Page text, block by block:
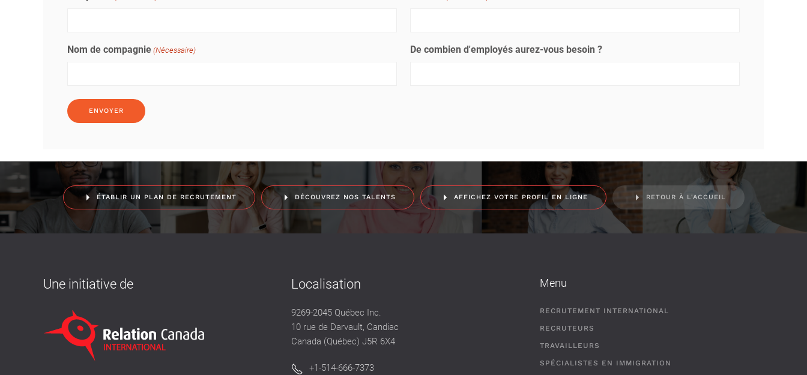
Nom de compagnie (Nécessaire) De combien d'employés aurez-vous besoin ?
ÉTABLIR UN PLAN DE RECRUTEMENT DÉCOUVREZ NOS TALENTS AFFICHEZ VOTRE PROFIL EN LIGNE RETOUR À L'ACCUEIL
Une initiative de Localisation
9269-2045 Québec Inc.
10 rue de Darvault, Candiac
Canada (Québec) J5R 6X4
+1-514-666-7373
Menu
RECRUTEMENT INTERNATIONAL
RECRUTEURS
TRAVAILLEURS
SPÉCIALISTES EN IMMIGRATION